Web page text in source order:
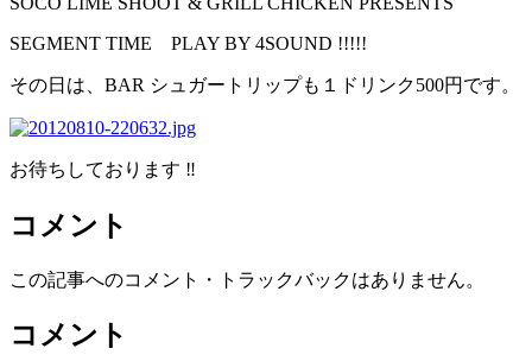
SEGMENT TIME PLAY BY 4SOUND !!!!!
その日は、BAR シュガートリップも１ドリンク500円です。
お待ちしております ‼
コメント
この記事へのコメント・トラックバックはありません。
コメント